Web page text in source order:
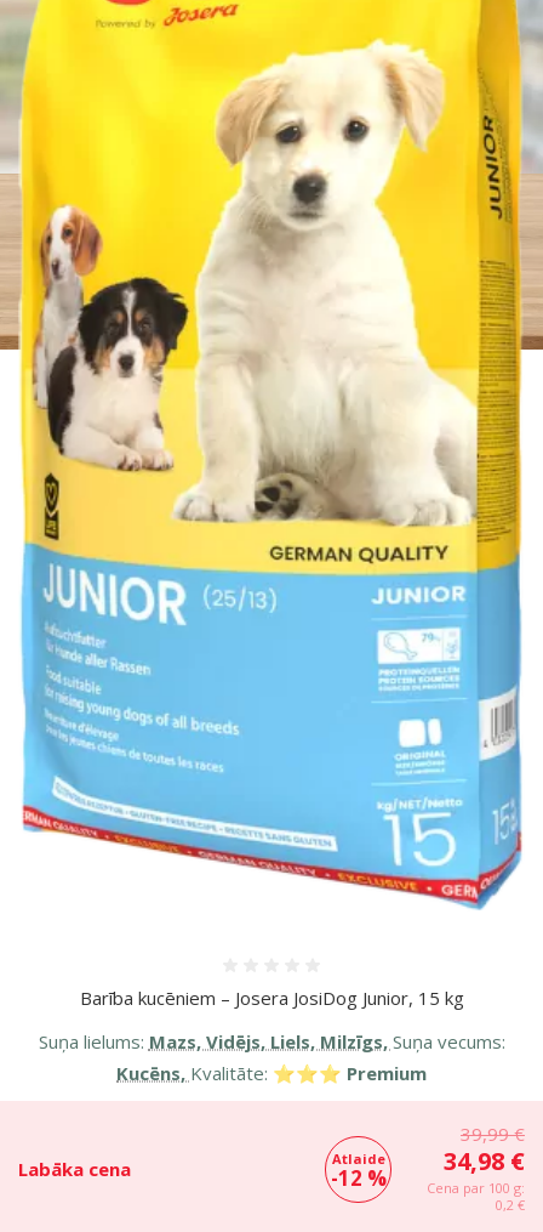
Barība kucēniem – Josera JosiDog Junior, 15 kg
Suņa lielums: Mazs, Vidējs, Liels, Milzīgs, Suņa vecums:
Kucēns, Kvalitāte: ⭐⭐⭐ Premium
Labāka cena Atlaide
-12 %
39,99 €
34,98 €
Cena par 100 g:
0,2 €